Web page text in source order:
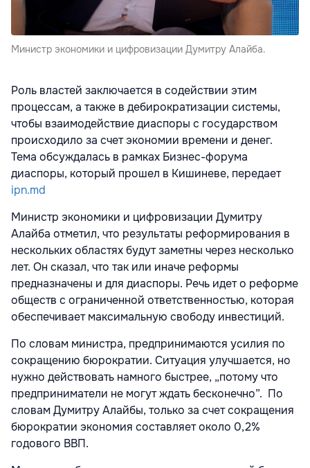
Министр экономики и цифровизации Думитру Алайба.
Роль властей заключается в содействии этим
процессам, а также в дебирократизации системы,
чтобы взаимодействие диаспоры с государством
происходило за счет экономии времени и денег.
Тема обсуждалась в рамках Бизнес-форума
диаспоры, который прошел в Кишиневе, передает
ipn.md
Министр экономики и цифровизации Думитру
Алайба отметил, что результаты реформирования в
нескольких областях будут заметны через несколько
лет. Он сказал, что так или иначе реформы
предназначены и для диаспоры. Речь идет о реформе
обществ с ограниченной ответственностью, которая
обеспечивает максимальную свободу инвестиций.
По словам министра, предпринимаются усилия по
сокращению бюрократии. Ситуация улучшается, но
нужно действовать намного быстрее, „потому что
предприниматели не могут ждать бесконечно”. По
словам Думитру Алайбы, только за счет сокращения
бюрократии экономия составляет около 0,2%
годового ВВП.